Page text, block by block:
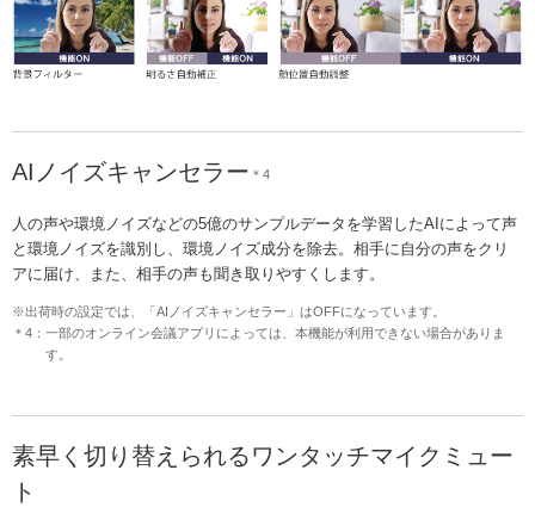
AIノイズキャンセラー ＊4
人の声や環境ノイズなどの5億のサンプルデータを学習したAIによって声
と環境ノイズを識別し、環境ノイズ成分を除去。相手に自分の声をクリ
アに届け、また、相手の声も聞き取りやすくします。
※出荷時の設定では、「AIノイズキャンセラー」はOFFになっています。
＊4：一部のオンライン会議アプリによっては、本機能が利用できない場合がありま
す。
素早く切り替えられるワンタッチマイクミュー
ト